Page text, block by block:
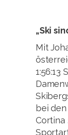
„Ski
Mit
1:56:13
bei
Cortina